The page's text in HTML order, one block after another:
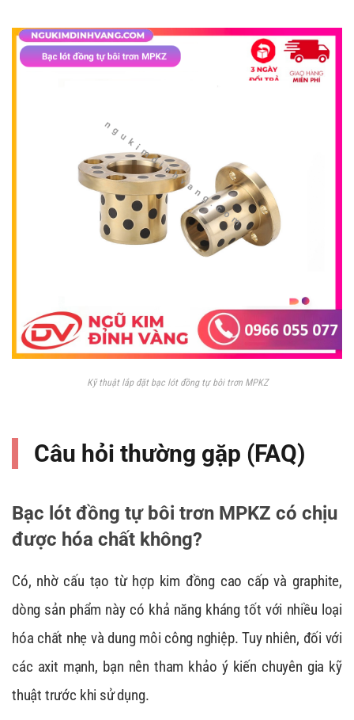
Kỹ thuật lắp đặt bạc lót đồng tự bôi trơn MPKZ
Câu hỏi thường gặp (FAQ)
Bạc lót đồng tự bôi trơn MPKZ có chịu
được hóa chất không?
Có, nhờ cấu tạo từ hợp kim đồng cao cấp và graphite,
dòng sản phẩm này có khả năng kháng tốt với nhiều loại
hóa chất nhẹ và dung môi công nghiệp. Tuy nhiên, đối với
các axit mạnh, bạn nên tham khảo ý kiến chuyên gia kỹ
thuật trước khi sử dụng.